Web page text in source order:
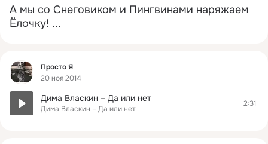
А мы со Снеговиком и Пингвинами наряжаем
Ёлочку! ...
Фид
Просто Я
20 ноя 2014
Дима Власкин – Да или нет
Дима Власкин – Да или нет
2:31